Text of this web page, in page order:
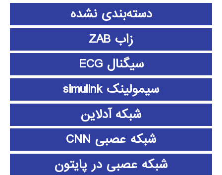
دسته‌بندی نشده
زاب ZAB
سیگنال ECG
سیمولینک simulink
شبکه آدلاین
شبکه عصبی CNN
شبکه عصبی در پایتون